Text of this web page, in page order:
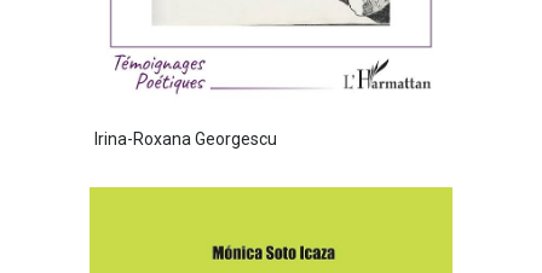
Irina-Roxana Georgescu